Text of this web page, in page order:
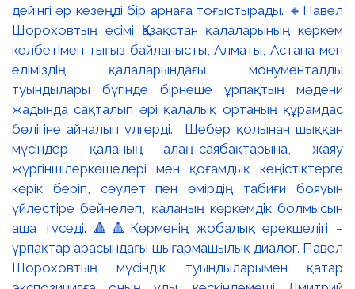
дейінгі әр кезеңді бір арнаға тоғыстырады. 🔸Павел
Шороховтың есімі Қазақстан қалаларының көркем
келбетімен тығыз байланысты, Алматы, Астана мен
еліміздің қалаларындағы монументалды
туындылары бүгінде бірнеше ұрпақтың мәдени
жадында сақталып әрі қалалық ортаның құрамдас
бөлігіне айналып үлгерді. Шебер қолынан шыққан
мүсіндер қаланың алаң-саябақтарына, жаяу
жүргіншілеркөшелері мен қоғамдық кеңістіктерге
көрік беріп, сәулет пен өмірдің табиғи бояуын
үйлестіре бейнелеп, қаланың көркемдік болмысын
аша түседі. 🔺🔺Көрменің жобалық ерекшелігі –
ұрпақтар арасындағы шығармашылық диалог. Павел
Шороховтың мүсіндік туындыларымен қатар